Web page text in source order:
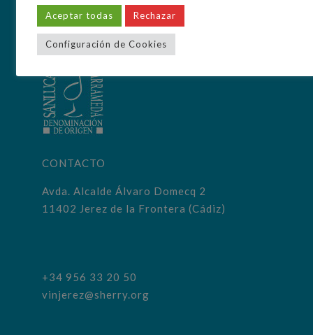
CONTACTO
Avda. Alcalde Álvaro Domecq 2
11402 Jerez de la Frontera (Cádiz)
+34 956 33 20 50
vinjerez@sherry.org
Aceptar todas Rechazar
Configuración de Cookies